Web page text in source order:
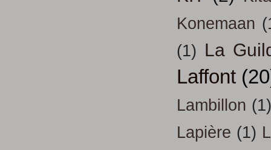
Konemaan
(1) La
Laffont
Lambillon (1)
Lapière (1)